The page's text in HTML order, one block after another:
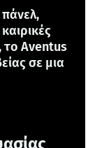
πάνελ,
το Aventus
σε μια